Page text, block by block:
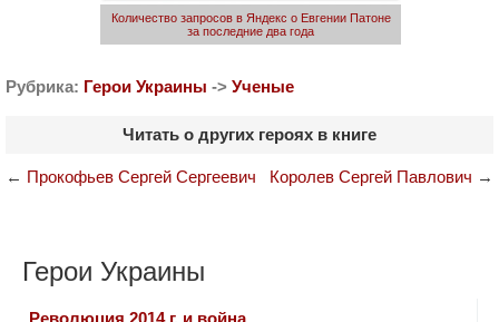
Количество запросов в Яндекс о Евгении Патоне
за последние два года
Рубрика: Герои Украины -> Ученые
Читать о других героях в книге
← Прокофьев Сергей Сергеевич Королев Сергей Павлович →
Герои Украины